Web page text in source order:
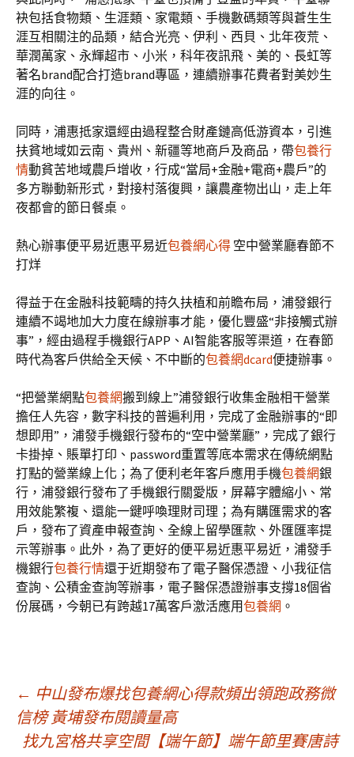
袂包括食物類、生涯類、家電類、手機數碼類等與蒼生生
涯互相關注的品類，結合光亮、伊利、西貝、北年夜荒、
華潤萬家、永輝超市、小米，科年夜訊飛、美的、長虹等
著名brand配合打造brand專區，連續辦事花費者對美妙生
涯的向往。
同時，浦惠抵家還經由過程整合財產鏈高低游資本，引進
扶貧地域如云南、貴州、新疆等地商戶及商品，帶包養行
情動貧苦地域農戶增收，行成“當局+金融+電商+農戶”的
多方聯動新形式，對接村落復興，讓農產物出山，走上年
夜都會的節日餐桌。
熱心辦事便平易近惠平易近包養網心得 空中營業廳春節不
打烊
得益于在金融科技範疇的持久扶植和前瞻布局，浦發銀行
連續不竭地加大力度在線辦事才能，優化豐盛“非接觸式辦
事”，經由過程手機銀行APP、AI智能客服等渠道，在春節
時代為客戶供給全天候、不中斷的包養網dcard便捷辦事。
“把營業網點包養網搬到線上”浦發銀行收集金融相干營業
擔任人先容，數字科技的普遍利用，完成了金融辦事的“即
想即用”，浦發手機銀行發布的“空中營業廳”，完成了銀行
卡掛掉、賬單打印、password重置等底本需求在傳統網點
打點的營業線上化；為了便利老年客戶應用手機包養網銀
行，浦發銀行發布了手機銀行關愛版，屏幕字體縮小、常
用效能繁複、還能一鍵呼喚理財司理；為有購匯需求的客
戶，發布了資產申報查詢、全線上留學匯款、外匯匯率提
示等辦事。此外，為了更好的便平易近惠平易近，浦發手
機銀行包養行情還于近期發布了電子醫保憑證、小我征信
查詢、公積金查詢等辦事，電子醫保憑證辦事支撐18個省
份展碼，今朝已有跨越17萬客戶激活應用包養網 。
文
← 中山發布爆找包養網心得款頻出領跑政務微
信榜 黃埔發布閱讀量高
找九宮格共享空間【端午節】端午節里賽唐詩